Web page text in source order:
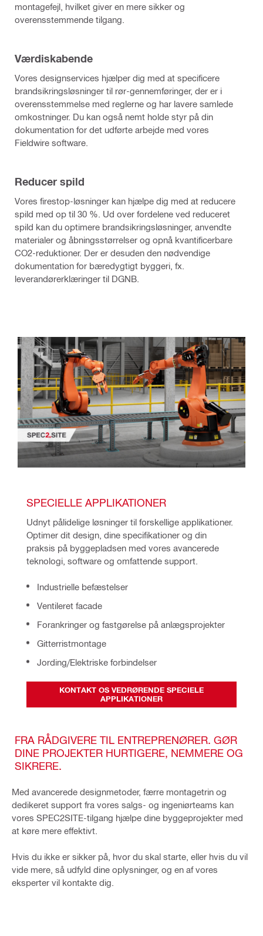
montagefejl, hvilket giver en mere sikker og
overensstemmende tilgang.
Værdiskabende
Vores designservices hjælper dig med at specificere
brandsikringsløsninger til rør-gennemføringer, der er i
overensstemmelse med reglerne og har lavere samlede
omkostninger. Du kan også nemt holde styr på din
dokumentation for det udførte arbejde med vores
Fieldwire software.
Reducer spild
Vores firestop-løsninger kan hjælpe dig med at reducere
spild med op til 30 %. Ud over fordelene ved reduceret
spild kan du optimere brandsikringsløsninger, anvendte
materialer og åbningsstørrelser og opnå kvantificerbare
CO2-reduktioner. Der er desuden den nødvendige
dokumentation for bæredygtigt byggeri, fx.
leverandørerklæringer til DGNB.
SPECIELLE APPLIKATIONER
Udnyt pålidelige løsninger til forskellige applikationer.
Optimer dit design, dine specifikationer og din
praksis på byggepladsen med vores avancerede
teknologi, software og omfattende support.
Industrielle befæstelser
Ventileret facade
Forankringer og fastgørelse på anlægsprojekter
Gitterristmontage
Jording/Elektriske forbindelser
KONTAKT OS VEDRØRENDE SPECIELE
APPLIKATIONER
FRA RÅDGIVERE TIL ENTREPRENØRER. GØR
DINE PROJEKTER HURTIGERE, NEMMERE OG
SIKRERE.
Med avancerede designmetoder, færre montagetrin og
dedikeret support fra vores salgs- og ingeniørteams kan
vores SPEC2SITE-tilgang hjælpe dine byggeprojekter med
at køre mere effektivt.
Hvis du ikke er sikker på, hvor du skal starte, eller hvis du vil
vide mere, så udfyld dine oplysninger, og en af vores
eksperter vil kontakte dig.